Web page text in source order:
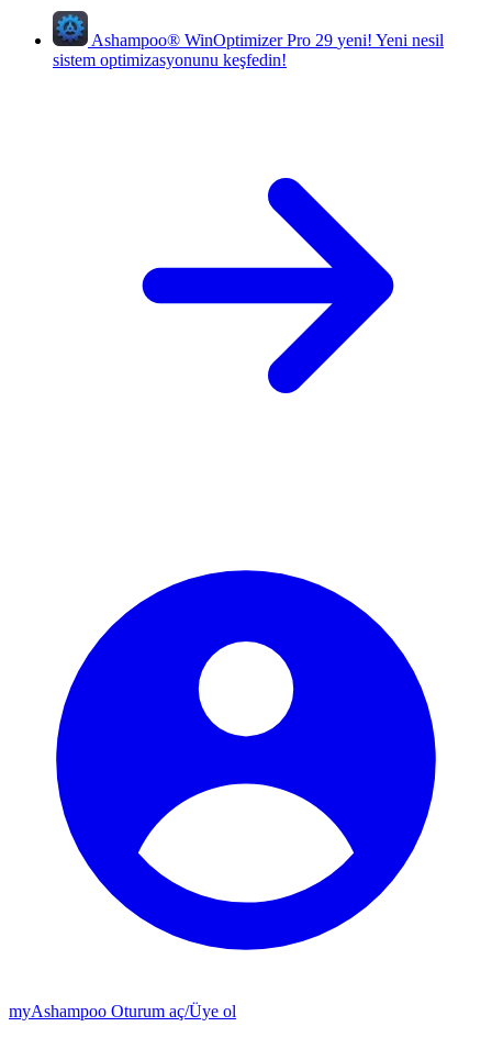
Ashampoo® WinOptimizer Pro 29 yeni! Yeni nesil
sistem optimizasyonunu keşfedin!
myAshampoo Oturum aç/Üye ol